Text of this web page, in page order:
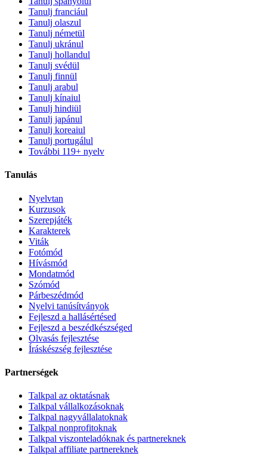
Tanulj franciául
Tanulj olaszul
Tanulj németül
Tanulj ukránul
Tanulj hollandul
Tanulj svédül
Tanulj finnül
Tanulj arabul
Tanulj kínaiul
Tanulj hindiül
Tanulj japánul
Tanulj koreaiul
Tanulj portugálul
További 119+ nyelv
Tanulás
Nyelvtan
Kurzusok
Szerepjáték
Karakterek
Viták
Fotómód
Hívásmód
Mondatmód
Szómód
Párbeszédmód
Nyelvi tanúsítványok
Fejleszd a hallásértésed
Fejleszd a beszédkészséged
Olvasás fejlesztése
Íráskészség fejlesztése
Partnerségek
Talkpal az oktatásnak
Talkpal vállalkozásoknak
Talkpal nagyvállalatoknak
Talkpal nonprofitoknak
Talkpal viszonteladóknak és partnereknek
Talkpal affiliate partnereknek